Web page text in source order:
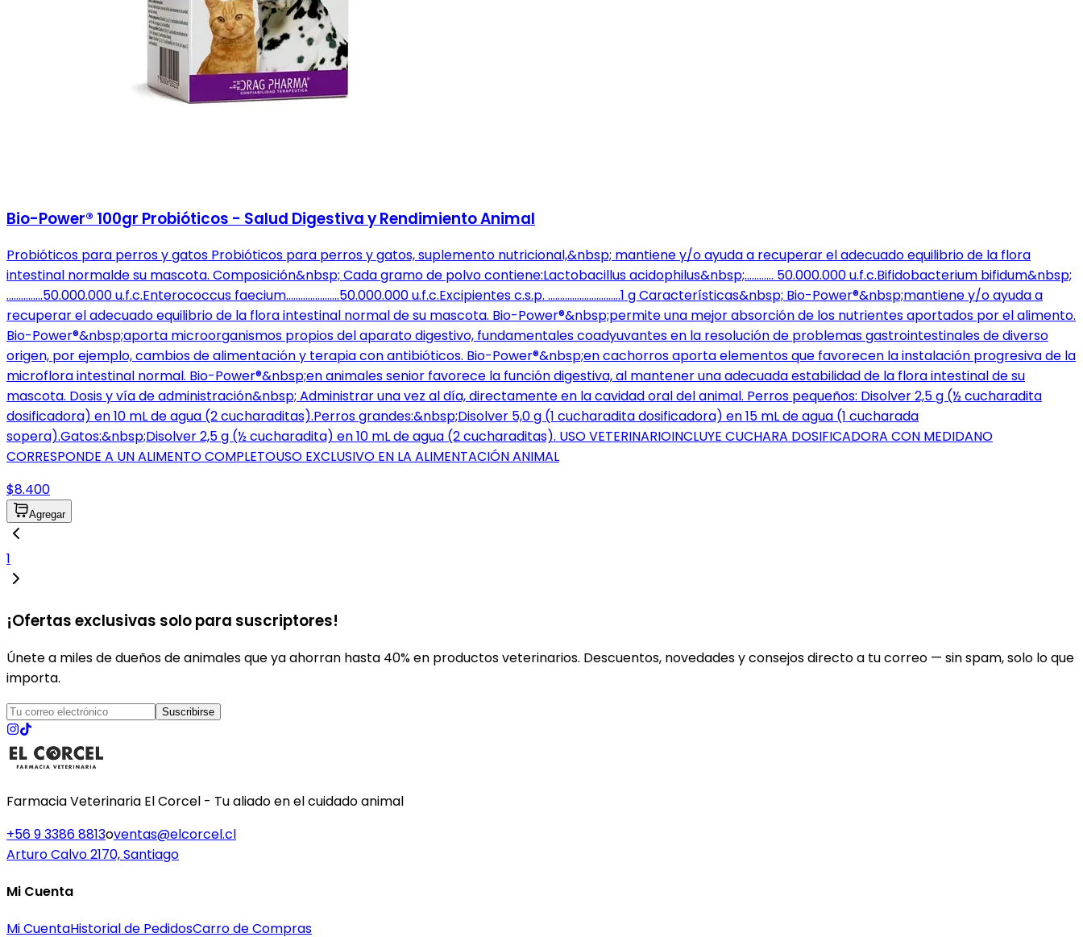
Bio-Power® 100gr Probióticos - Salud Digestiva y Rendimiento Animal
Probióticos para perros y gatos Probióticos para perros y gatos, suplemento nutricional,&nbsp; mantiene y/o ayuda a recuperar el adecuado equilibrio de la flora
intestinal normalde su mascota. Composición&nbsp; Cada gramo de polvo contiene:Lactobacillus acidophilus&nbsp;………… 50.000.000 u.f.c.Bifidobacterium bifidum&nbsp;
……………50.000.000 u.f.c.Enterococcus faecium………………….50.000.000 u.f.c.Excipientes c.s.p. …………………………1 g Características&nbsp; Bio-Power®&nbsp;mantiene y/o ayuda a
recuperar el adecuado equilibrio de la flora intestinal normal de su mascota. Bio-Power®&nbsp;permite una mejor absorción de los nutrientes aportados por el alimento.
Bio-Power®&nbsp;aporta microorganismos propios del aparato digestivo, fundamentales coadyuvantes en la resolución de problemas gastrointestinales de diverso
origen, por ejemplo, cambios de alimentación y terapia con antibióticos. Bio-Power®&nbsp;en cachorros aporta elementos que favorecen la instalación progresiva de la
microflora intestinal normal. Bio-Power®&nbsp;en animales senior favorece la función digestiva, al mantener una adecuada estabilidad de la flora intestinal de su
mascota. Dosis y vía de administración&nbsp; Administrar una vez al día, directamente en la cavidad oral del animal. Perros pequeños: Disolver 2,5 g (½ cucharadita
dosificadora) en 10 mL de agua (2 cucharaditas).Perros grandes:&nbsp;Disolver 5,0 g (1 cucharadita dosificadora) en 15 mL de agua (1 cucharada
sopera).Gatos:&nbsp;Disolver 2,5 g (½ cucharadita) en 10 mL de agua (2 cucharaditas). USO VETERINARIOINCLUYE CUCHARA DOSIFICADORA CON MEDIDANO
CORRESPONDE A UN ALIMENTO COMPLETOUSO EXCLUSIVO EN LA ALIMENTACIÓN ANIMAL
$8.400
Agregar
1
¡Ofertas exclusivas solo para suscriptores!
Únete a miles de dueños de animales que ya ahorran hasta 40% en productos veterinarios. Descuentos, novedades y consejos directo a tu correo — sin spam, solo lo que
importa.
Suscribirse
Farmacia Veterinaria El Corcel - Tu aliado en el cuidado animal
+56 9 3386 8813oventas@elcorcel.cl
Arturo Calvo 2170, Santiago
Mi Cuenta
Mi CuentaHistorial de PedidosCarro de Compras